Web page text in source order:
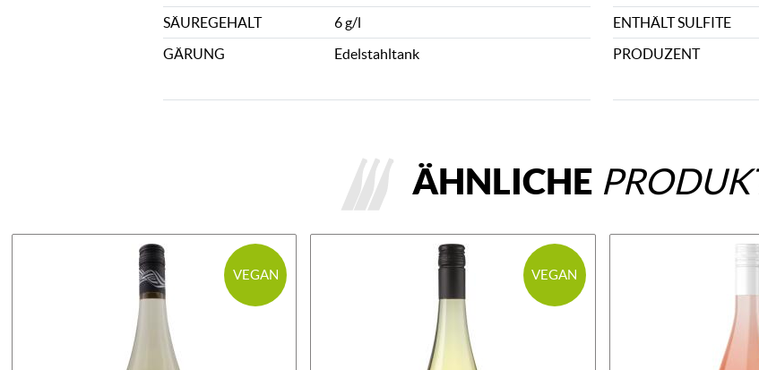
SÄUREGEHALT
6 g/l ENTHÄLT SULFITE
GÄRUNG
Edelstahltank PRODUZENT
ÄHNLICHE
VEGAN VEGAN